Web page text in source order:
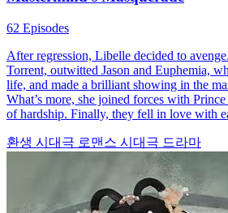
62 Episodes
After regression, Libelle decided to
Torrent, outwitted Jason and Euphemia,
life, and made a brilliant showing in the
What’s more, she joined forces with
of hardship. Finally, they fell in love with
환생 시대극 로맨스 시대극 드라마